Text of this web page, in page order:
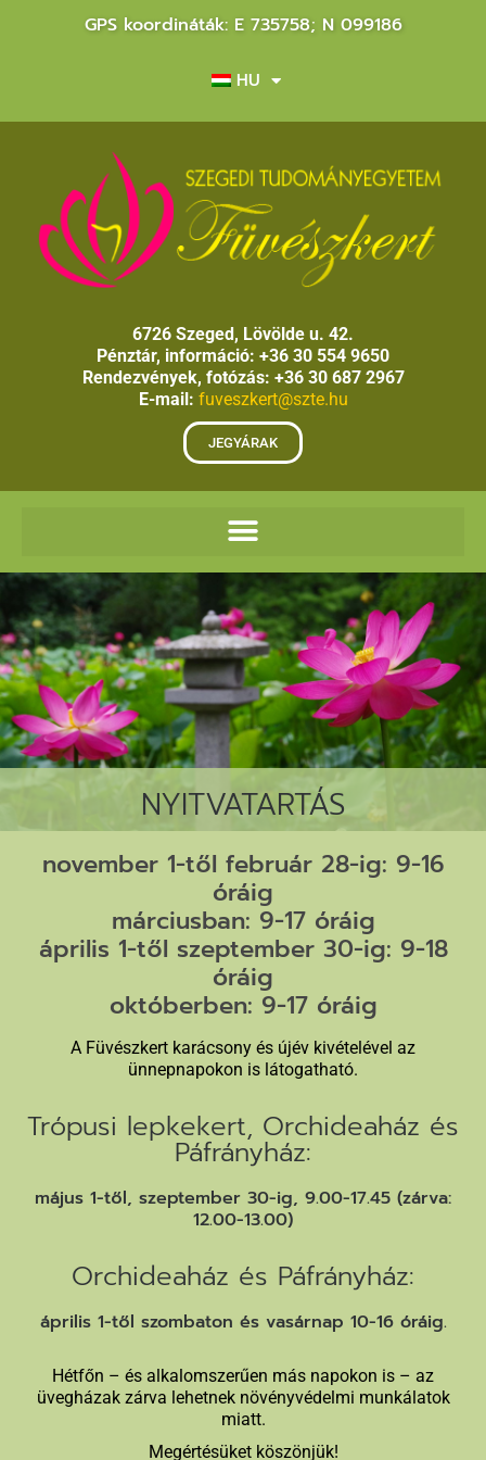
GPS koordináták: E 735758; N 099186
HU
6726 Szeged, Lövölde u. 42.
Pénztár, információ: +36 30 554 9650
Rendezvények, fotózás: +36 30 687 2967
E-mail: fuveszkert@szte.hu
JEGYÁRAK
NYITVATARTÁS
november 1-től február 28-ig: 9-16
óráig
márciusban: 9-17 óráig
április 1-től szeptember 30-ig: 9-18
óráig
októberben: 9-17 óráig
A Füvészkert karácsony és újév kivételével az
ünnepnapokon is látogatható.
Trópusi lepkekert, Orchideaház és
Páfrányház:
május 1-től, szeptember 30-ig, 9.00-17.45 (zárva:
12.00-13.00)
Orchideaház és Páfrányház:
április 1-től szombaton és vasárnap 10-16 óráig.
Hétfőn – és alkalomszerűen más napokon is – az
üvegházak zárva lehetnek növényvédelmi munkálatok
miatt.
Megértésüket köszönjük!